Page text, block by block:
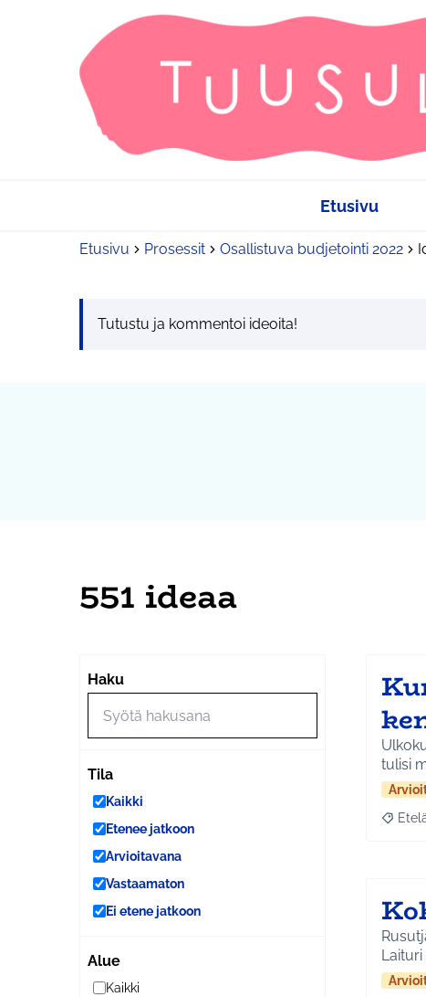
Etusivu
Etusivu Prosessit Osallistuva budjetointi 2022
Tutustu ja kommentoi ideoita!
551 ideaa
Haku
Tila
Kaikki
Etenee jatkoon
Arvioitavana
Vastaamaton
Ei etene jatkoon
Alue
Kaikki
tulisi
Rajaa